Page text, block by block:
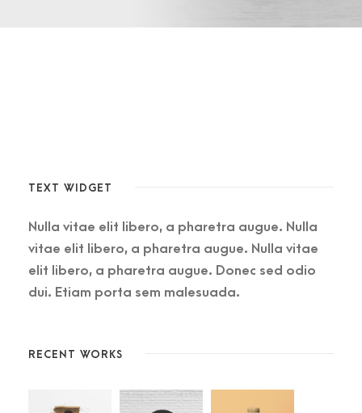
TEXT WIDGET
Nulla vitae elit libero, a pharetra augue. Nulla
vitae elit libero, a pharetra augue. Nulla vitae
elit libero, a pharetra augue. Donec sed odio
dui. Etiam porta sem malesuada.
RECENT WORKS